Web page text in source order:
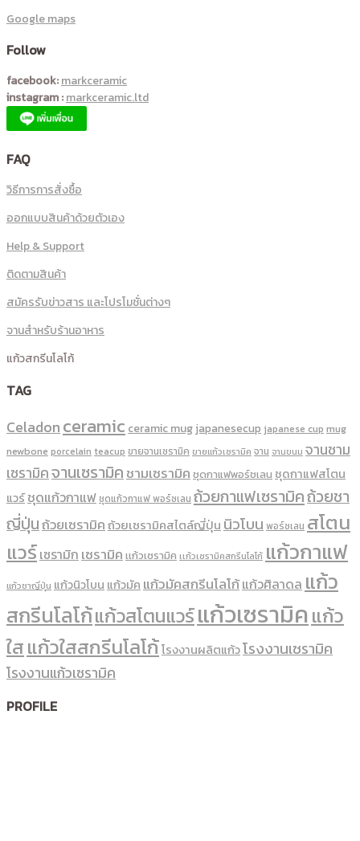
Google maps
Follow
facebook:markceramic
instagram :markceramic.ltd
FAQ
วิธีการการสั่งซื้อ
ออกแบบสินค้าด้วยตัวเอง
Help & Support
ติดตามสินค้า
สมัครรับข่าวสาร และโปรโมชั่นต่างๆ
จานสำหรับร้านอาหาร
แก้วสกรีนโลโก้
TAG
Celadonceramic ceramic mug japanesecup japanese cup mug
newbone porcelain teacup ขายจานเซรามิค ขายแก้วเซรามิค จาน จานขนม จานชาม
เซรามิคจานเซรามิคชามเซรามิค ชุดกาแฟพอร์ชเลน ชุดกาแฟสโตน
แวร์ชุดแก้วกาแฟชุดแก้วกาแฟ พอร์ซเลน ถ้วยกาแฟเซรามิคถ้วยชา
ญี่ปุ่นถ้วยเซรามิคถ้วยเซรามิคสไตล์ญี่ปุ่น นิวโบน พอร์ซเลน สโตน
แวร์เซรามิก เซรามิค เเก้วเซรามิค เเก้วเซรามิคสกรีนโลโก้ แก้วกาแฟ
แก้วชาญี่ปุ่น แก้วนิวโบน แก้วมัค แก้วมัคสกรีนโลโก้แก้วศิลาดล แก้ว
สกรีนโลโก้แก้วสโตนแวร์แก้วเซรามิคแก้ว
ใสแก้วใสสกรีนโลโก้โรงงานผลิตแก้วโรงงานเซรามิค
โรงงานแก้วเซรามิค
PROFILE